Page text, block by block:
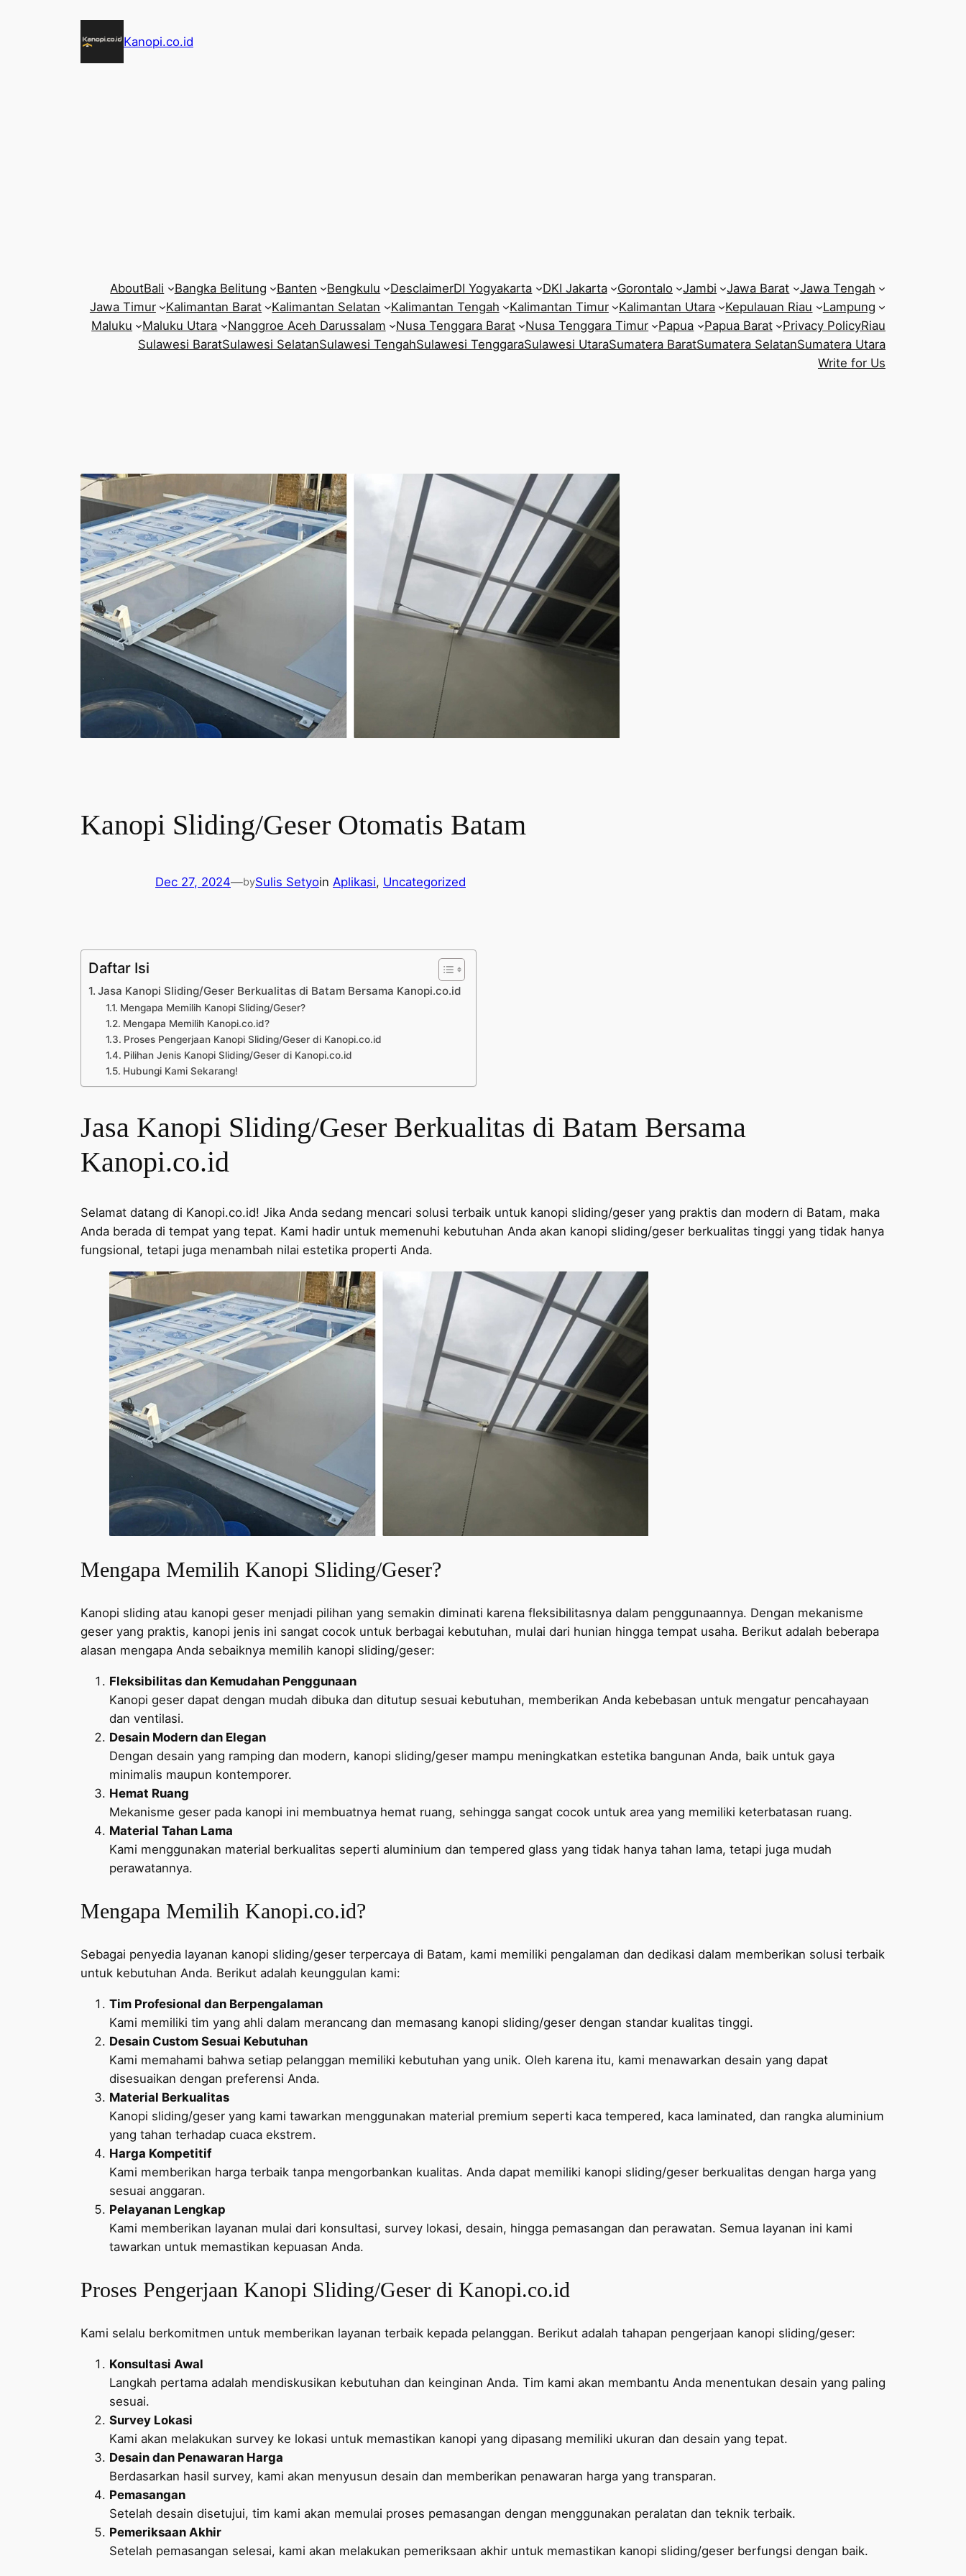
Kanopi.co.id
AboutBali Bangka Belitung Banten Bengkulu DesclaimerDI Yogyakarta DKI Jakarta Gorontalo Jambi Jawa Barat
Jawa Tengah
Jawa Timur
Kalimantan Barat Kalimantan Selatan Kalimantan Tengah Kalimantan Timur Kalimantan Utara Kepulauan Riau
Lampung
Maluku
Maluku Utara Nanggroe Aceh Darussalam Nusa Tenggara Barat Nusa Tenggara Timur Papua Papua Barat Privacy PolicyRiau
Sulawesi BaratSulawesi SelatanSulawesi TengahSulawesi TenggaraSulawesi UtaraSumatera BaratSumatera SelatanSumatera Utara
Write for Us
Kanopi Sliding/Geser Otomatis Batam
Dec 27, 2024—bySulis Setyoin Aplikasi, Uncategorized
Daftar Isi
Jasa Kanopi Sliding/Geser Berkualitas di Batam Bersama Kanopi.co.id
Mengapa Memilih Kanopi Sliding/Geser?
Mengapa Memilih Kanopi.co.id?
Proses Pengerjaan Kanopi Sliding/Geser di Kanopi.co.id
Pilihan Jenis Kanopi Sliding/Geser di Kanopi.co.id
Hubungi Kami Sekarang!
Jasa Kanopi Sliding/Geser Berkualitas di Batam Bersama
Kanopi.co.id
Selamat datang di Kanopi.co.id! Jika Anda sedang mencari solusi terbaik untuk kanopi sliding/geser yang praktis dan modern di Batam, maka
Anda berada di tempat yang tepat. Kami hadir untuk memenuhi kebutuhan Anda akan kanopi sliding/geser berkualitas tinggi yang tidak hanya
fungsional, tetapi juga menambah nilai estetika properti Anda.
Mengapa Memilih Kanopi Sliding/Geser?
Kanopi sliding atau kanopi geser menjadi pilihan yang semakin diminati karena fleksibilitasnya dalam penggunaannya. Dengan mekanisme
geser yang praktis, kanopi jenis ini sangat cocok untuk berbagai kebutuhan, mulai dari hunian hingga tempat usaha. Berikut adalah beberapa
alasan mengapa Anda sebaiknya memilih kanopi sliding/geser:
Fleksibilitas dan Kemudahan Penggunaan
Kanopi geser dapat dengan mudah dibuka dan ditutup sesuai kebutuhan, memberikan Anda kebebasan untuk mengatur pencahayaan
dan ventilasi.
Desain Modern dan Elegan
Dengan desain yang ramping dan modern, kanopi sliding/geser mampu meningkatkan estetika bangunan Anda, baik untuk gaya
minimalis maupun kontemporer.
Hemat Ruang
Mekanisme geser pada kanopi ini membuatnya hemat ruang, sehingga sangat cocok untuk area yang memiliki keterbatasan ruang.
Material Tahan Lama
Kami menggunakan material berkualitas seperti aluminium dan tempered glass yang tidak hanya tahan lama, tetapi juga mudah
perawatannya.
Mengapa Memilih Kanopi.co.id?
Sebagai penyedia layanan kanopi sliding/geser terpercaya di Batam, kami memiliki pengalaman dan dedikasi dalam memberikan solusi terbaik
untuk kebutuhan Anda. Berikut adalah keunggulan kami:
Tim Profesional dan Berpengalaman
Kami memiliki tim yang ahli dalam merancang dan memasang kanopi sliding/geser dengan standar kualitas tinggi.
Desain Custom Sesuai Kebutuhan
Kami memahami bahwa setiap pelanggan memiliki kebutuhan yang unik. Oleh karena itu, kami menawarkan desain yang dapat
disesuaikan dengan preferensi Anda.
Material Berkualitas
Kanopi sliding/geser yang kami tawarkan menggunakan material premium seperti kaca tempered, kaca laminated, dan rangka aluminium
yang tahan terhadap cuaca ekstrem.
Harga Kompetitif
Kami memberikan harga terbaik tanpa mengorbankan kualitas. Anda dapat memiliki kanopi sliding/geser berkualitas dengan harga yang
sesuai anggaran.
Pelayanan Lengkap
Kami memberikan layanan mulai dari konsultasi, survey lokasi, desain, hingga pemasangan dan perawatan. Semua layanan ini kami
tawarkan untuk memastikan kepuasan Anda.
Proses Pengerjaan Kanopi Sliding/Geser di Kanopi.co.id
Kami selalu berkomitmen untuk memberikan layanan terbaik kepada pelanggan. Berikut adalah tahapan pengerjaan kanopi sliding/geser:
Konsultasi Awal
Langkah pertama adalah mendiskusikan kebutuhan dan keinginan Anda. Tim kami akan membantu Anda menentukan desain yang paling
sesuai.
Survey Lokasi
Kami akan melakukan survey ke lokasi untuk memastikan kanopi yang dipasang memiliki ukuran dan desain yang tepat.
Desain dan Penawaran Harga
Berdasarkan hasil survey, kami akan menyusun desain dan memberikan penawaran harga yang transparan.
Pemasangan
Setelah desain disetujui, tim kami akan memulai proses pemasangan dengan menggunakan peralatan dan teknik terbaik.
Pemeriksaan Akhir
Setelah pemasangan selesai, kami akan melakukan pemeriksaan akhir untuk memastikan kanopi sliding/geser berfungsi dengan baik.